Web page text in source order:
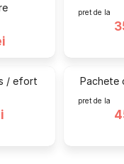
pret de la
/ efort Pachete
pret de la